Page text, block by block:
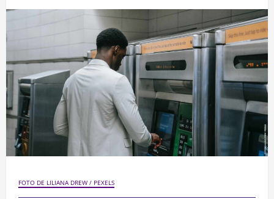
FOTO DE LILIANA DREW / PEXELS